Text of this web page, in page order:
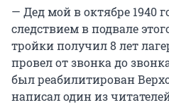
— Дед мой в октябре 1940
следствием в подвале
тройки получил 8 лет
провел от звонка до
был реабилитирован
написал один из